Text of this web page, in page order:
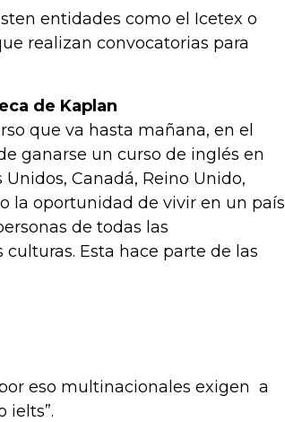
entidades como el Icetex o
realizan convocatorias para
de Kaplan
que va hasta mañana, en el
ganarse un curso de inglés en
Canadá, Reino Unido,
la oportunidad de vivir en un país
de todas las
Esta hace parte de las
eso multinacionales exigen a
ielts”.